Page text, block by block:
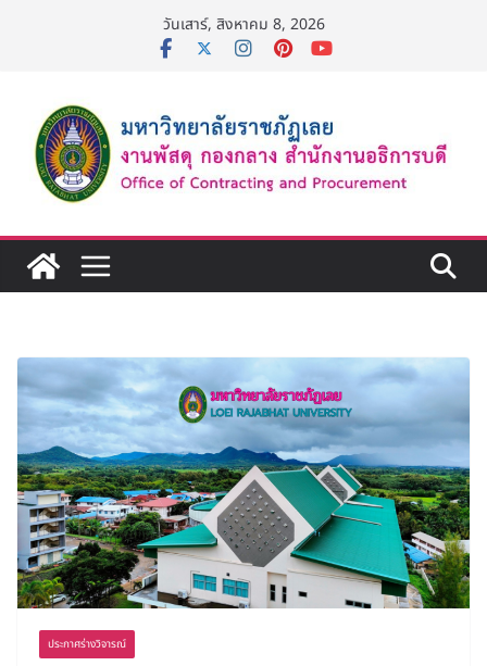
วันเสาร์, สิงหาคม 8, 2026
ประกาศร่างวิจารณ์